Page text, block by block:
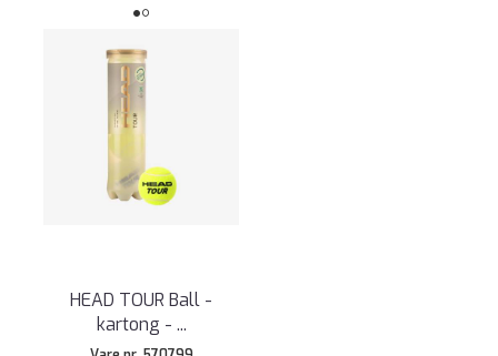
HEAD TOUR Ball -
kartong - ...